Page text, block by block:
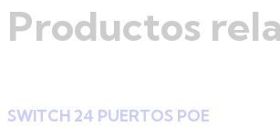
Productos
SWITCH 24 PUERTOS POE